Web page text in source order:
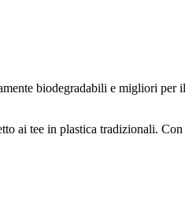
biodegradabili e migliori per
ai tee in plastica tradizionali.